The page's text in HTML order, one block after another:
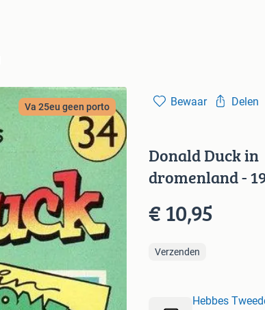
Va 25eu geen porto Bewaar Delen
Donald Duck in
dromenland -
€ 10,95
Verzenden
Hebbes